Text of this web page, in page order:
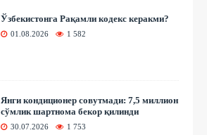
Ўзбекистонга Рақамли кодекс керакми?
01.08.2026 1 582
Янги кондиционер совутмади: 7,5 миллион
сўмлик шартнома бекор қилинди
30.07.2026 1 753